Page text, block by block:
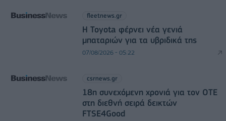
fleetnews.gr
Η Toyota φέρνει νέα γενιά
μπαταριών για τα υβριδικά της
07/08/2026 - 05:22
csrnews.gr
18η συνεχόμενη χρονιά για τον ΟΤΕ
στη διεθνή σειρά δεικτών
FTSE4Good